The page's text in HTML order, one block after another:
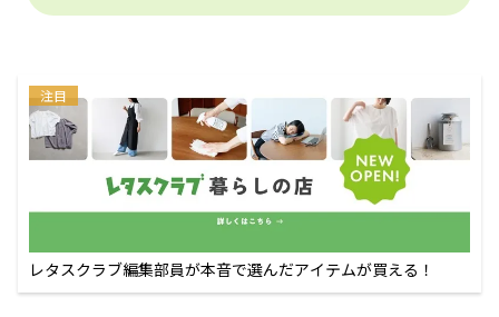
注目
レタスクラブ編集部員が本音で選んだアイテムが買える！